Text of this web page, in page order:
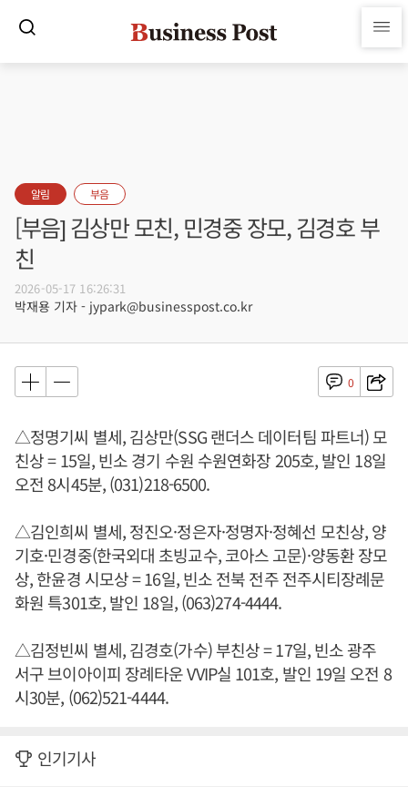
알림 부음
[부음] 김상만 모친, 민경중 장모, 김경호 부
친
2026-05-17 16:26:31
박재용 기자 - jypark@businesspost.co.kr
0
△정명기씨 별세, 김상만(SSG 랜더스 데이터팀 파트너) 모
친상 = 15일, 빈소 경기 수원 수원연화장 205호, 발인 18일
오전 8시45분, (031)218-6500.
△김인희씨 별세, 정진오·정은자·정명자·정혜선 모친상, 양
기호·민경중(한국외대 초빙교수, 코아스 고문)·양동환 장모
상, 한윤경 시모상 = 16일, 빈소 전북 전주 전주시티장례문
화원 특301호, 발인 18일, (063)274-4444.
△김정빈씨 별세, 김경호(가수) 부친상 = 17일, 빈소 광주
서구 브이아이피 장례타운 VVIP실 101호, 발인 19일 오전 8
시30분, (062)521-4444.
인기기사